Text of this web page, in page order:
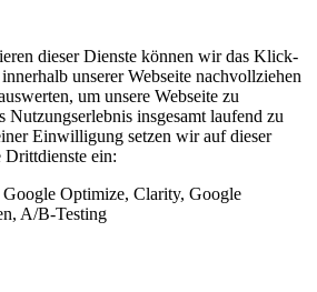
dieser Dienste können wir das Klick-
unserer Webseite nachvollziehen
um unsere Webseite zu
Nutzungserlebnis insgesamt laufend zu
Einwilligung setzen wir auf dieser
Drittdienste ein:
Optimize, Clarity, Google
A/B-Testing